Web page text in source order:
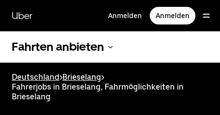
zum
Hauptinhalt
Uber Anmelden Anmelden
Fahrten anbieten
Deutschland>Brieselang>
Fahrerjobs in Brieselang, Fahrmöglichkeiten in
Brieselang